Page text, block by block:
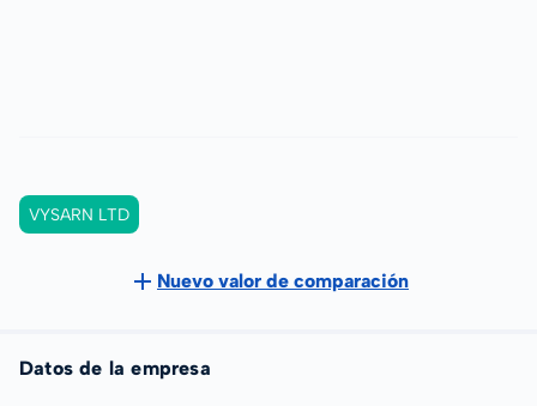
VYSARN LTD
Nuevo valor de comparación
Datos de la empresa